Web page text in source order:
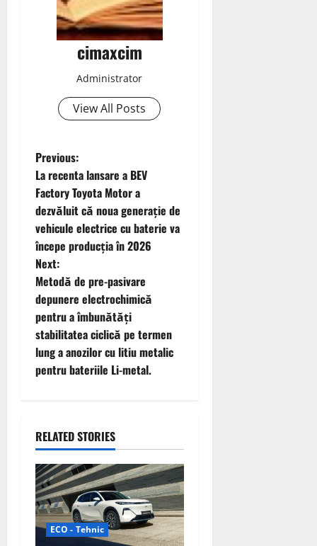
cimaxcim
Administrator
View All Posts
P
o
s
t
n
a
v
i
a
t
i
o
Previous:
La recenta lansare a BEV
Factory Toyota Motor a
dezvăluit că noua generație de
vehicule electrice cu baterie va
începe producția în 2026
Next:
Metodă de pre-pasivare
depunere electrochimică
pentru a îmbunătăți
stabilitatea ciclică pe termen
lung a anozilor cu litiu metalic
pentru bateriile Li-metal.
RELATED STORIES
ECO - Tehnic